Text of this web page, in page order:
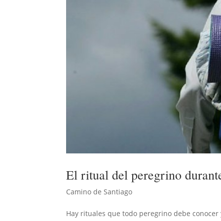
El ritual del peregrino
Camino de Santiago
Hay rituales que todo peregrino debe